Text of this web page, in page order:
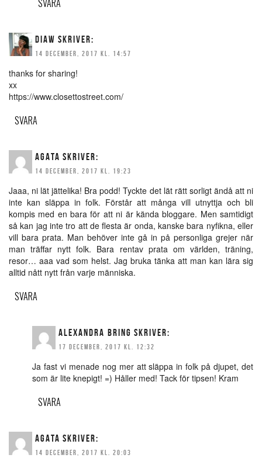
DIAW SKRIVER:
14 DECEMBER, 2017 KL. 14:57
thanks for sharing!
xx
https://www.closettostreet.com/
SVARA
AGATA SKRIVER:
14 DECEMBER, 2017 KL. 19:23
Jaaa, ni lät jättelika! Bra podd! Tyckte det lät rätt sorligt ändå att ni
inte kan släppa in folk. Förstår att många vill utnyttja och bli
kompis med en bara för att ni är kända bloggare. Men samtidigt
så kan jag inte tro att de flesta är onda, kanske bara nyfikna, eller
vill bara prata. Man behöver inte gå in på personliga grejer när
man träffar nytt folk. Bara rentav prata om världen, träning,
resor… aaa vad som helst. Jag bruka tänka att man kan lära sig
alltid nått nytt från varje människa.
SVARA
ALEXANDRA BRING SKRIVER:
17 DECEMBER, 2017 KL. 12:32
Ja fast vi menade nog mer att släppa in folk på djupet, det
som är lite knepigt! =) Håller med! Tack för tipsen! Kram
SVARA
AGATA SKRIVER:
14 DECEMBER, 2017 KL. 20:03